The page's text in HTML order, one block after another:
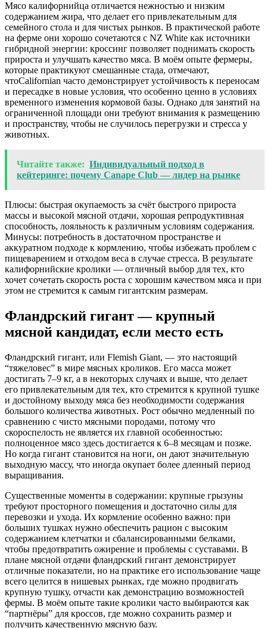
Мясо калифорнийца отличается нежностью и низким
содержанием жира, что делает его привлекательным для
семейного стола и для чистых рынков. В практической работе
на ферме они хорошо сочетаются с NZ White как источники
гибридной энергии: кроссинг позволяет поднимать скорость
прироста и улучшать качество мяса. В моём опыте фермеры,
которые практикуют смешанные стада, отмечают,
чтоCalifornian часто демонстрирует устойчивость к переносам
и пересадке в новые условия, что особенно ценно в условиях
временного изменения кормовой базы. Однако для занятий на
ограниченной площади они требуют внимания к размещению
и пространству, чтобы не случилось перегрузки и стресса у
животных.
Читайте также: Индивидуальный подход в
кейтеринге: почему Canape Club — лидер на рынке
Плюсы: быстрая окупаемость за счёт быстрого прироста
массы и высокой мясной отдачи, хорошая репродуктивная
способность, лояльность к различным условиям содержания.
Минусы: потребность в достаточном пространстве и
аккуратном подходе к кормлению, чтобы избежать проблем с
пищеварением и отходом веса в случае стресса. В результате
калифорнийские кролики — отличный выбор для тех, кто
хочет сочетать скорость роста с хорошим качеством мяса и при
этом не стремится к самым гигантским размерам.
Фландрский гигант — крупный
мясной кандидат, если место есть
Фландрский гигант, или Flemish Giant, — это настоящий
“тяжеловес” в мире мясных кроликов. Его масса может
достигать 7–9 кг, а в некоторых случаях и выше, что делает
его привлекательным для тех, кто стремится к крупной тушке
и достойному выходу мяса без необходимости содержания
большого количества животных. Рост обычно медленный по
сравнению с чисто мясными породами, потому что
скороспелость не является их главной особенностью:
полноценное мясо здесь достигается к 6–8 месяцам и позже.
Но когда гигант становится на ноги, он дают значительную
выходную массу, что иногда окупает более дленный период
выращивания.
Существенные моменты в содержании: крупные грызуны
требуют просторного помещения и достаточно силы для
перевозки и ухода. Их кормление особенно важно: при
больших тушках нужно обеспечить рацион с высоким
содержанием клетчатки и сбалансированными белками,
чтобы предотвратить ожирение и проблемы с суставами. В
плане мясной отдачи фландрский гигант демонстрирует
отличные показатели, но на практике его использование чаще
всего целится в нишевых рынках, где можно продвигать
крупную тушку, отчасти как демонстрацию возможностей
фермы. В моём опыте такие кролики часто выбираются как
“партнёры” для кроссов, где можно сохранить размер и
получить качественную мясную базу.